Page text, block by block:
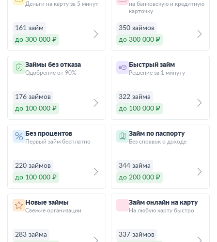
Деньги на карту за 5 минут
161 займ
до 300 000 ₽
на банковскую и кредитную
карточку
350 займов
до 300 000 ₽
Займы без отказа
Одобрение от 90%
176 займов
до 100 000 ₽
Быстрый займ
Решение за 1 минуту
322 займа
до 100 000 ₽
Без процентов
Первый займ бесплатно
220 займов
до 100 000 ₽
Займ по паспорту
Без справок о доходе
344 займа
до 200 000 ₽
Новые займы
Свежие организации
283 займа
Займ онлайн на карту
На любую карту быстро
337 займов